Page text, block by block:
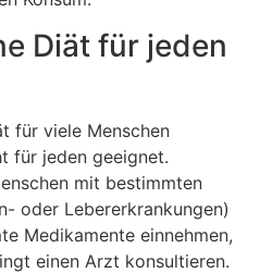
Diät für jeden
für viele Menschen
für jeden geeignet.
mit bestimmten
oder Lebererkrankungen)
Medikamente einnehmen,
einen Arzt konsultieren.